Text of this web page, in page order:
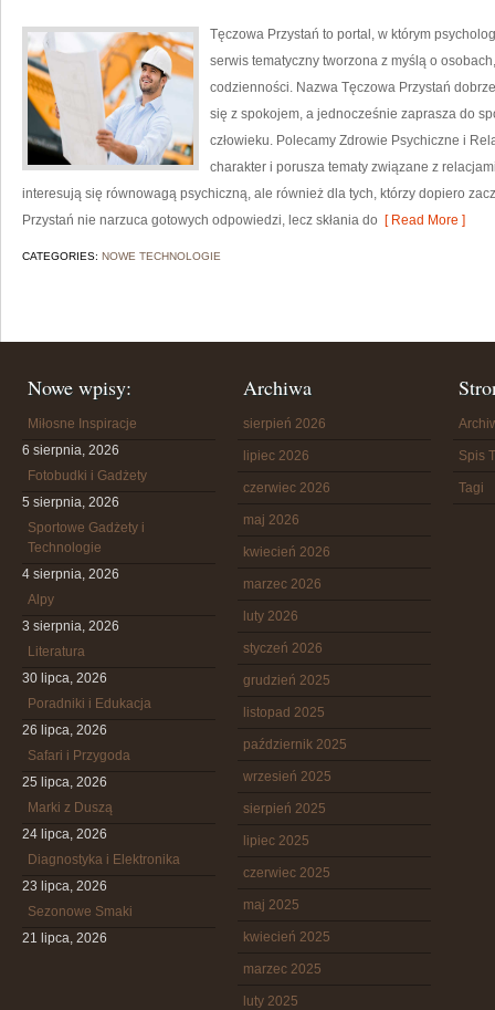
Tęczowa Przystań to portal, w którym
serwis tematyczny tworzona z myślą o
codzienności. Nazwa Tęczowa Przystań
się z spokojem, a jednocześnie zaprasza do
człowieku. Polecamy Zdrowie Psychiczne i
charakter i porusza tematy związane z
interesują się równowagą psychiczną, ale również dla tych, którzy dopiero
Przystań nie narzuca gotowych odpowiedzi, lecz skłania do [ Read More ]
CATEGORIES: NOWE TECHNOLOGIE
Nowe wpisy:
Miłosne Inspiracje
6 sierpnia, 2026
Fotobudki i Gadżety
5 sierpnia, 2026
Sportowe Gadżety i
Technologie
4 sierpnia, 2026
Alpy
3 sierpnia, 2026
Literatura
30 lipca, 2026
Poradniki i Edukacja
26 lipca, 2026
Safari i Przygoda
25 lipca, 2026
Marki z Duszą
24 lipca, 2026
Diagnostyka i Elektronika
23 lipca, 2026
Sezonowe Smaki
21 lipca, 2026
Archiwa
sierpień 2026
lipiec 2026
czerwiec 2026
maj 2026
kwiecień 2026
marzec 2026
luty 2026
styczeń 2026
grudzień 2025
listopad 2025
październik 2025
wrzesień 2025
sierpień 2025
lipiec 2025
czerwiec 2025
maj 2025
kwiecień 2025
marzec 2025
luty 2025
Spis
Tagi